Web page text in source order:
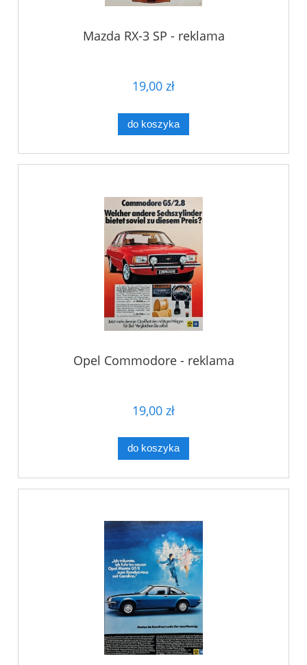
Mazda RX-3 SP - reklama
19,00 zł
do koszyka
Opel Commodore - reklama
19,00 zł
do koszyka